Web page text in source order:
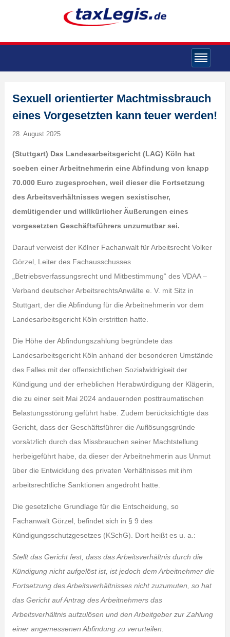
Sexuell orientierter Machtmissbrauch
eines Vorgesetzten kann teuer werden!
28. August 2025
(Stuttgart) Das Landesarbeitsgericht (LAG) Köln hat
soeben einer Arbeitnehmerin eine Abfindung von knapp
70.000 Euro zugesprochen, weil dieser die Fortsetzung
des Arbeitsverhältnisses wegen sexistischer,
demütigender und willkürlicher Äußerungen eines
vorgesetzten Geschäftsführers unzumutbar sei.
Darauf verweist der Kölner Fachanwalt für Arbeitsrecht Volker
Görzel, Leiter des Fachausschusses
„Betriebsverfassungsrecht und Mitbestimmung“ des VDAA –
Verband deutscher ArbeitsrechtsAnwälte e. V. mit Sitz in
Stuttgart, der die Abfindung für die Arbeitnehmerin vor dem
Landesarbeitsgericht Köln erstritten hatte.
Die Höhe der Abfindungszahlung begründete das
Landesarbeitsgericht Köln anhand der besonderen Umstände
des Falles mit der offensichtlichen Sozialwidrigkeit der
Kündigung und der erheblichen Herabwürdigung der Klägerin,
die zu einer seit Mai 2024 andauernden posttraumatischen
Belastungsstörung geführt habe. Zudem berücksichtigte das
Gericht, dass der Geschäftsführer die Auflösungsgründe
vorsätzlich durch das Missbrauchen seiner Machtstellung
herbeigeführt habe, da dieser der Arbeitnehmerin aus Unmut
über die Entwicklung des privaten Verhältnisses mit ihm
arbeitsrechtliche Sanktionen angedroht hatte.
Die gesetzliche Grundlage für die Entscheidung, so
Fachanwalt Görzel, befindet sich in § 9 des
Kündigungsschutzgesetzes (KSchG). Dort heißt es u. a.:
Stellt das Gericht fest, dass das Arbeitsverhältnis durch die
Kündigung nicht aufgelöst ist, ist jedoch dem Arbeitnehmer die
Fortsetzung des Arbeitsverhältnisses nicht zuzumuten, so hat
das Gericht auf Antrag des Arbeitnehmers das
Arbeitsverhältnis aufzulösen und den Arbeitgeber zur Zahlung
einer angemessenen Abfindung zu verurteilen.